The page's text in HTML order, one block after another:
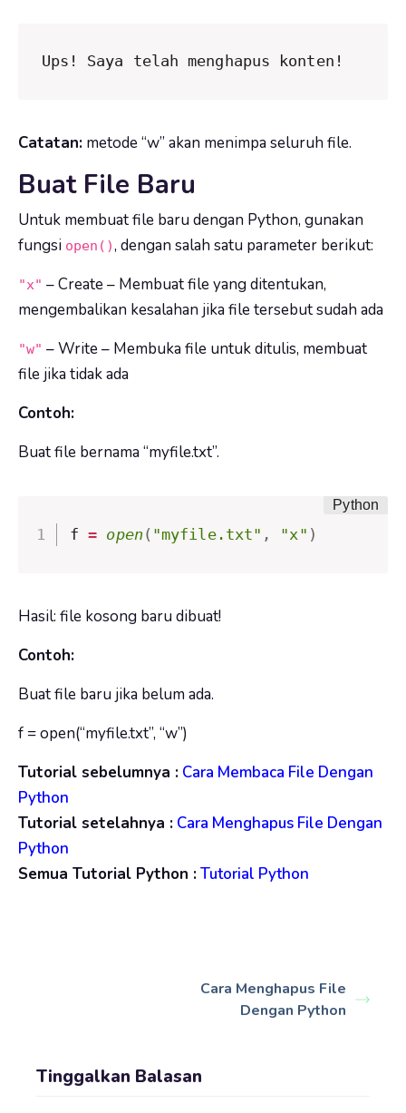
Ups! Saya telah menghapus konten!
Catatan: metode “w” akan menimpa seluruh file.
Buat File Baru
Untuk membuat file baru dengan Python, gunakan
fungsi open(), dengan salah satu parameter berikut:
"x" – Create – Membuat file yang ditentukan,
mengembalikan kesalahan jika file tersebut sudah ada
"w" – Write – Membuka file untuk ditulis, membuat
file jika tidak ada
Contoh:
Buat file bernama “myfile.txt”.
f = open ( "myfile.txt" , "x" )
Hasil: file kosong baru dibuat!
Contoh:
Buat file baru jika belum ada.
f =open(“myfile.txt”, “w”)
Tutorial sebelumnya : Cara Membaca File Dengan
Python
Tutorial setelahnya : Cara Menghapus File Dengan
Python
Semua Tutorial Python :Tutorial Python
Cara Menghapus File
Dengan Python
Tinggalkan Balasan